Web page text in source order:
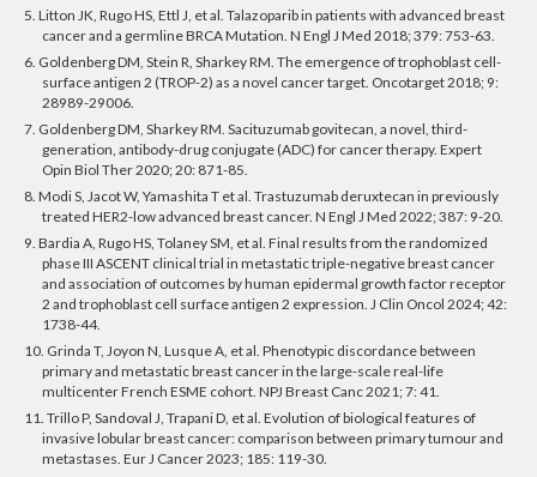
5. Litton JK, Rugo HS, Ettl J, et al. Talazoparib in patients with advanced breast
cancer and a germline BRCA Mutation. N Engl J Med 2018; 379: 753-63.
6. Goldenberg DM, Stein R, Sharkey RM. The emergence of trophoblast cell-
surface antigen 2 (TROP-2) as a novel cancer target. Oncotarget 2018; 9:
28989-29006.
7. Goldenberg DM, Sharkey RM. Sacituzumab govitecan, a novel, third-
generation, antibody-drug conjugate (ADC) for cancer therapy. Expert
Opin Biol Ther 2020; 20: 871-85.
8. Modi S, Jacot W, Yamashita T et al. Trastuzumab deruxtecan in previously
treated HER2-low advanced breast cancer. N Engl J Med 2022; 387: 9-20.
9. Bardia A, Rugo HS, Tolaney SM, et al. Final results from the randomized
phase III ASCENT clinical trial in metastatic triple-negative breast cancer
and association of outcomes by human epidermal growth factor receptor
2 and trophoblast cell surface antigen 2 expression. J Clin Oncol 2024; 42:
1738-44.
10. Grinda T, Joyon N, Lusque A, et al. Phenotypic discordance between
primary and metastatic breast cancer in the large-scale real-life
multicenter French ESME cohort. NPJ Breast Canc 2021; 7: 41.
11. Trillo P, Sandoval J, Trapani D, et al. Evolution of biological features of
invasive lobular breast cancer: comparison between primary tumour and
metastases. Eur J Cancer 2023; 185: 119-30.